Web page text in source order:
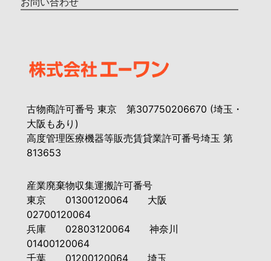
古物商許可番号 東京 第307750206670 (埼玉・
大阪もあり)
高度管理医療機器等販売賃貸業許可番号埼玉 第
813653
産業廃棄物収集運搬許可番号
東京 01300120064 大阪
02700120064
兵庫 02803120064 神奈川
01400120064
千葉 01200120064 埼玉